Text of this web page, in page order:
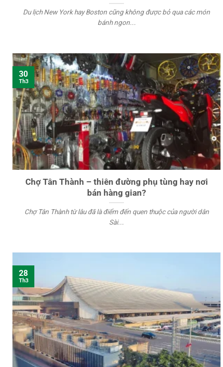
Du lịch New York hay Boston cũng không được bỏ qua các món
bánh ngon...
Chợ Tân Thành – thiên đường phụ tùng hay nơi
bán hàng gian?
Chợ Tân Thành từ lâu đã là điểm đến quen thuộc của người dân
Sài...
30
Th3
28
Th3